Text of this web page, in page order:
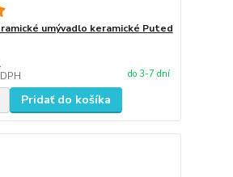
umývadlo keramické Puted
do 3-7 dní
Pridať do košíka